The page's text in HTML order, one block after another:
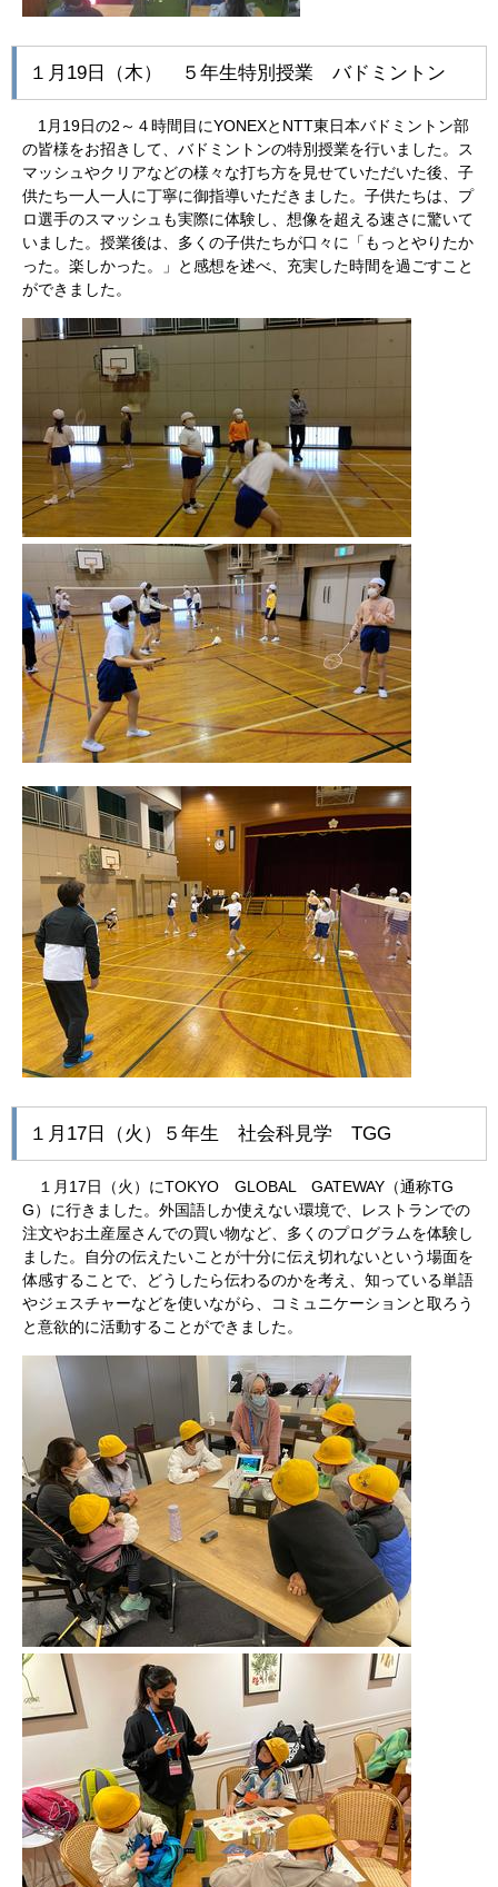
１月19日（木） ５年生特別授業 バドミントン
1月19日の2～４時間目にYONEXとNTT東日本バドミントン部
の皆様をお招きして、バドミントンの特別授業を行いました。ス
マッシュやクリアなどの様々な打ち方を見せていただいた後、子
供たち一人一人に丁寧に御指導いただきました。子供たちは、プ
ロ選手のスマッシュも実際に体験し、想像を超える速さに驚いて
いました。授業後は、多くの子供たちが口々に「もっとやりたか
った。楽しかった。」と感想を述べ、充実した時間を過ごすこと
ができました。
１月17日（火）５年生 社会科見学 TGG
１月17日（火）にTOKYO GLOBAL GATEWAY（通称TG
G）に行きました。外国語しか使えない環境で、レストランでの
注文やお土産屋さんでの買い物など、多くのプログラムを体験し
ました。自分の伝えたいことが十分に伝え切れないという場面を
体感することで、どうしたら伝わるのかを考え、知っている単語
やジェスチャーなどを使いながら、コミュニケーションと取ろう
と意欲的に活動することができました。